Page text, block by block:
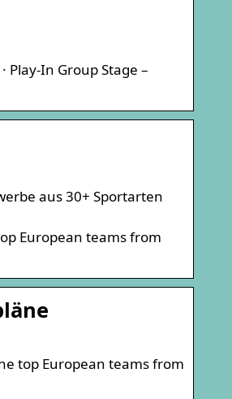
In Group Stage –
aus 30+ Sportarten
European teams from
top European teams from